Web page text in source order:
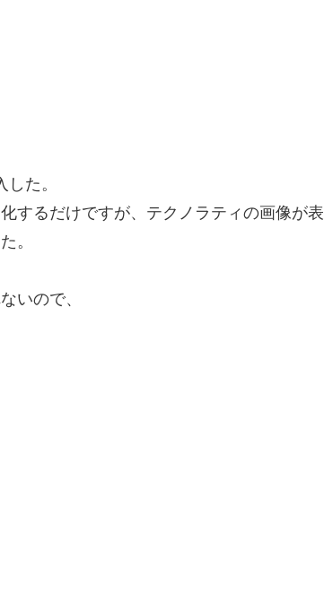
た。
するだけですが、テクノラティの画像が表
。
いので、